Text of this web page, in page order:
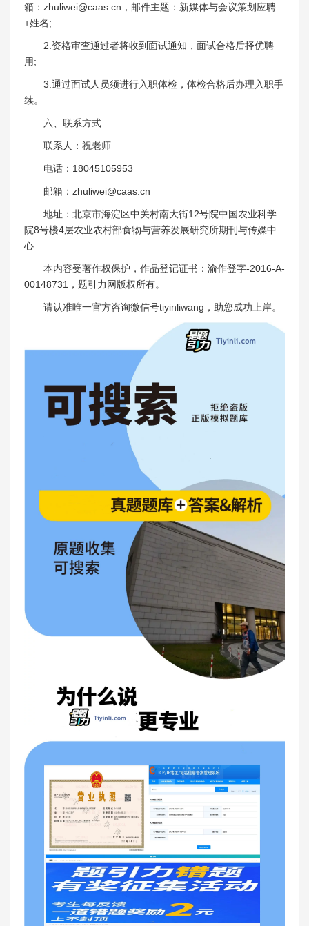
箱：zhuliwei@caas.cn，邮件主题：新媒体与会议策划应聘
+姓名;
2.资格审查通过者将收到面试通知，面试合格后择优聘
用;
3.通过面试人员须进行入职体检，体检合格后办理入职手
续。
六、联系方式
联系人：祝老师
电话：18045105953
邮箱：zhuliwei@caas.cn
地址：北京市海淀区中关村南大街12号院中国农业科学
院8号楼4层农业农村部食物与营养发展研究所期刊与传媒中
心
本内容受著作权保护，作品登记证书：渝作登字-2016-A-
00148731，题引力网版权所有。
请认准唯一官方咨询微信号tiyinliwang，助您成功上岸。